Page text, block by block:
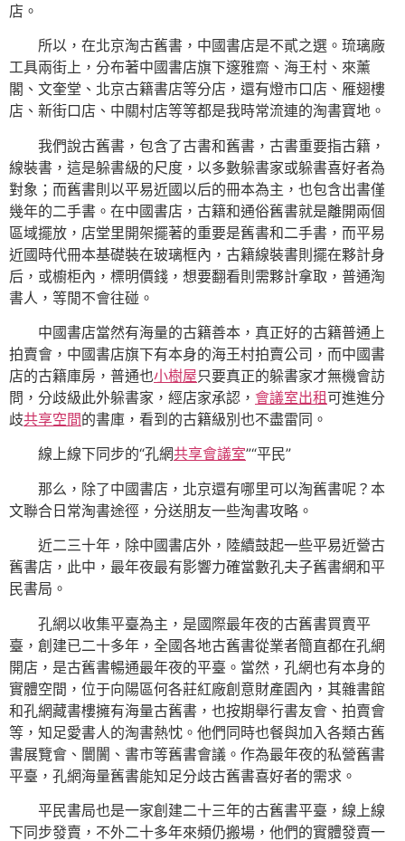
店。
所以，在北京淘古舊書，中國書店是不貳之選。琉璃廠
工具兩街上，分布著中國書店旗下邃雅齋、海王村、來薰
閣、文奎堂、北京古籍書店等分店，還有燈市口店、雁翅樓
店、新街口店、中關村店等等都是我時常流連的淘書寶地。
我們說古舊書，包含了古書和舊書，古書重要指古籍，
線裝書，這是躲書級的尺度，以多數躲書家或躲書喜好者為
對象；而舊書則以平易近國以后的冊本為主，也包含出書僅
幾年的二手書。在中國書店，古籍和通俗舊書就是離開兩個
區域擺放，店堂里開架擺著的重要是舊書和二手書，而平易
近國時代冊本基礎裝在玻璃框內，古籍線裝書則擺在夥計身
后，或櫥柜內，標明價錢，想要翻看則需夥計拿取，普通淘
書人，等閒不會往碰。
中國書店當然有海量的古籍善本，真正好的古籍普通上
拍賣會，中國書店旗下有本身的海王村拍賣公司，而中國書
店的古籍庫房，普通也小樹屋只要真正的躲書家才無機會訪
問，分歧級此外躲書家，經店家承認， 會議室出租可進進分
歧共享空間的書庫，看到的古籍級別也不盡雷同。
線上線下同步的“孔網共享會議室”“平民”
那么，除了中國書店，北京還有哪里可以淘舊書呢？本
文聯合日常淘書途徑，分送朋友一些淘書攻略。
近二三十年，除中國書店外，陸續鼓起一些平易近營古
舊書店，此中，最年夜最有影響力確當數孔夫子舊書網和平
民書局。
孔網以收集平臺為主，是國際最年夜的古舊書買賣平
臺，創建已二十多年，全國各地古舊書從業者簡直都在孔網
開店，是古舊書暢通最年夜的平臺。當然，孔網也有本身的
實體空間，位于向陽區何各莊紅廠創意財產園內，其雜書館
和孔網藏書樓擁有海量古舊書，也按期舉行書友會、拍賣會
等，知足愛書人的淘書熱忱。他們同時也餐與加入各類古舊
書展覽會、闤闠、書市等舊書會議。作為最年夜的私營舊書
平臺，孔網海量舊書能知足分歧古舊書喜好者的需求。
平民書局也是一家創建二十三年的古舊書平臺，線上線
下同步發賣，不外二十多年來頻仍搬場，他們的實體發賣一